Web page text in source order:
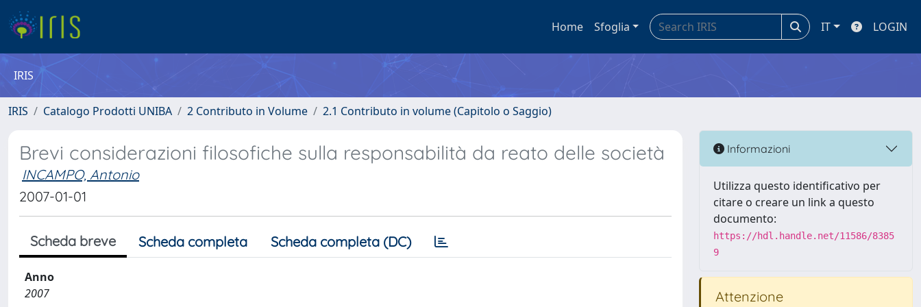
Home Sfoglia IT LOGIN
IRIS
IRIS Catalogo Prodotti UNIBA 2 Contributo in Volume 2.1 Contributo in volume (Capitolo o Saggio)
Brevi considerazioni filosofiche sulla responsabilità da reato delle società
INCAMPO, Antonio
2007-01-01
Scheda breve Scheda completa Scheda completa (DC)
Anno
2007
Informazioni
Utilizza questo identificativo per
citare o creare un link a questo
documento:
https://hdl.handle.net/11586/8385
9
Attenzione